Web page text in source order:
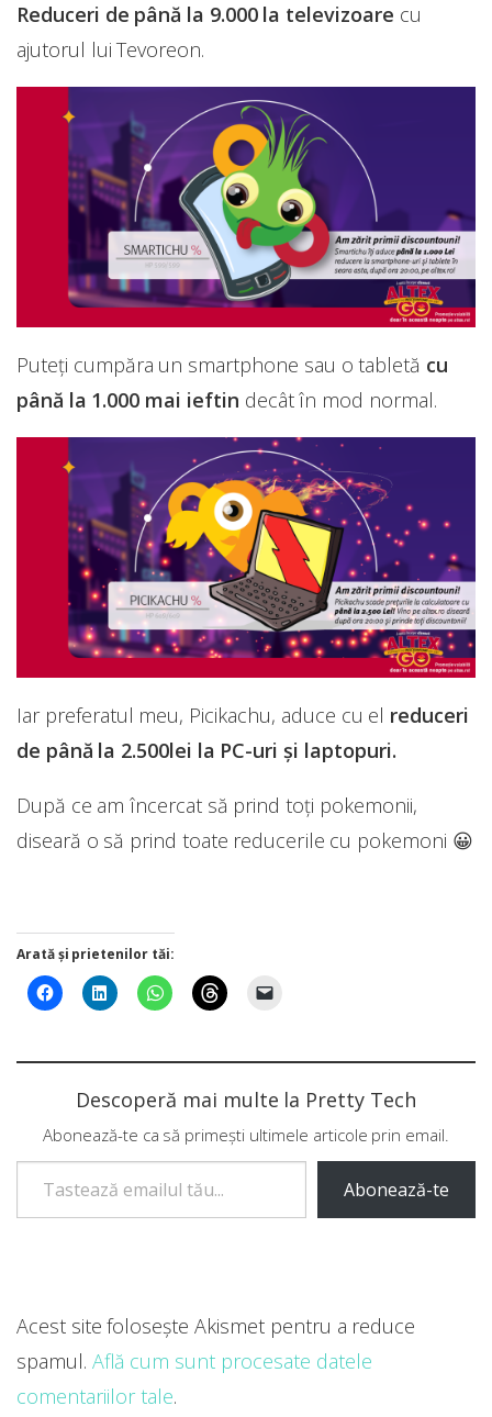
Reduceri de până la 9.000 la televizoare cu
ajutorul lui Tevoreon.
Puteți cumpăra un smartphone sau o tabletă cu
până la 1.000 mai ieftin decât în mod normal.
Iar preferatul meu, Picikachu, aduce cu el reduceri
de până la 2.500lei la PC-uri și laptopuri.
După ce am încercat să prind toți pokemonii,
diseară o să prind toate reducerile cu pokemoni 😀
Arată și prietenilor tăi:
Descoperă mai multe la Pretty Tech
Abonează-te ca să primești ultimele articole prin email.
Tastează emailul tău...
Abonează-te
Acest site folosește Akismet pentru a reduce
spamul. Află cum sunt procesate datele
comentariilor tale.